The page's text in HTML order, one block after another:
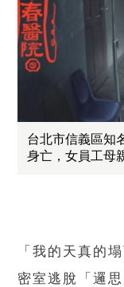
台北市信義區知
身亡，女員工母
「我的天真的
密室逃脫「邏